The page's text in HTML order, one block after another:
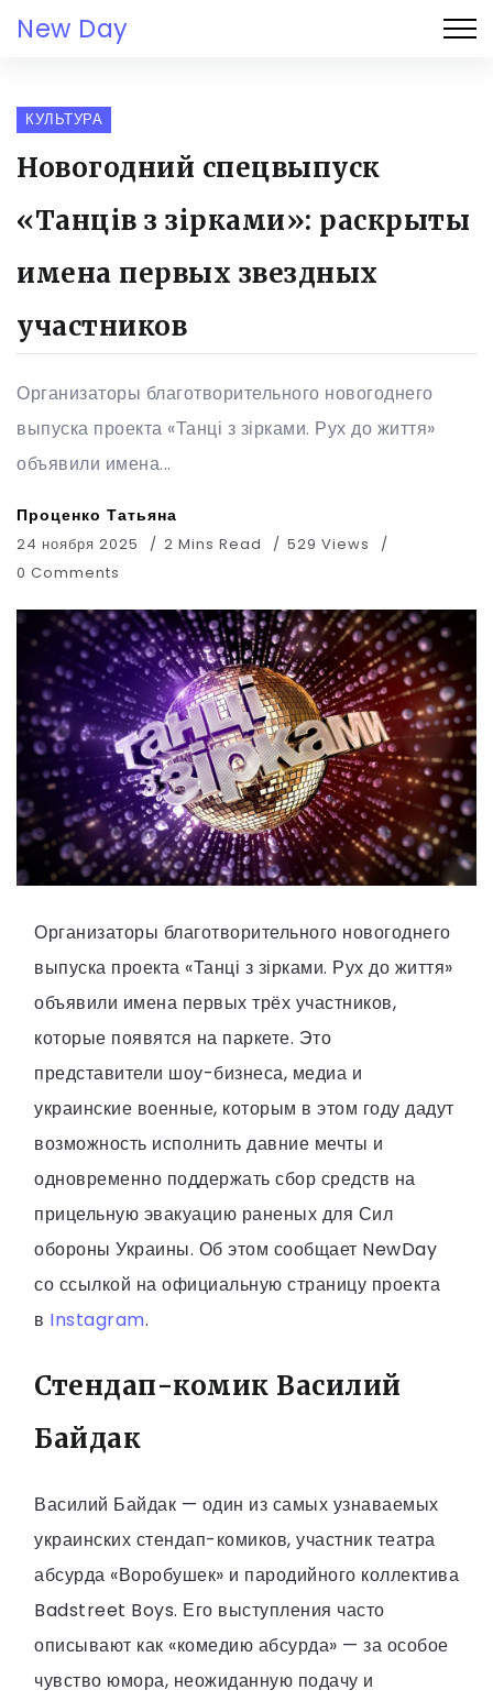
New Day
КУЛЬТУРА
Новогодний спецвыпуск
«Танців з зірками»: раскрыты
имена первых звездных
участников
Организаторы благотворительного новогоднего
выпуска проекта «Танці з зірками. Рух до життя»
объявили имена...
Проценко Татьяна
24 ноября 2025 2 Mins Read
529 Views
0 Comments
Организаторы благотворительного новогоднего
выпуска проекта «Танці з зірками. Рух до життя»
объявили имена первых трёх участников,
которые появятся на паркете. Это
представители шоу-бизнеса, медиа и
украинские военные, которым в этом году дадут
возможность исполнить давние мечты и
одновременно поддержать сбор средств на
прицельную эвакуацию раненых для Сил
обороны Украины. Об этом сообщает NewDay
со ссылкой на официальную страницу проекта
в Instagram.
Стендап-комик Василий
Байдак
Василий Байдак — один из самых узнаваемых
украинских стендап-комиков, участник театра
абсурда «Воробушек» и пародийного коллектива
Badstreet Boys. Его выступления часто
описывают как «комедию абсурда» — за особое
чувство юмора, неожиданную подачу и